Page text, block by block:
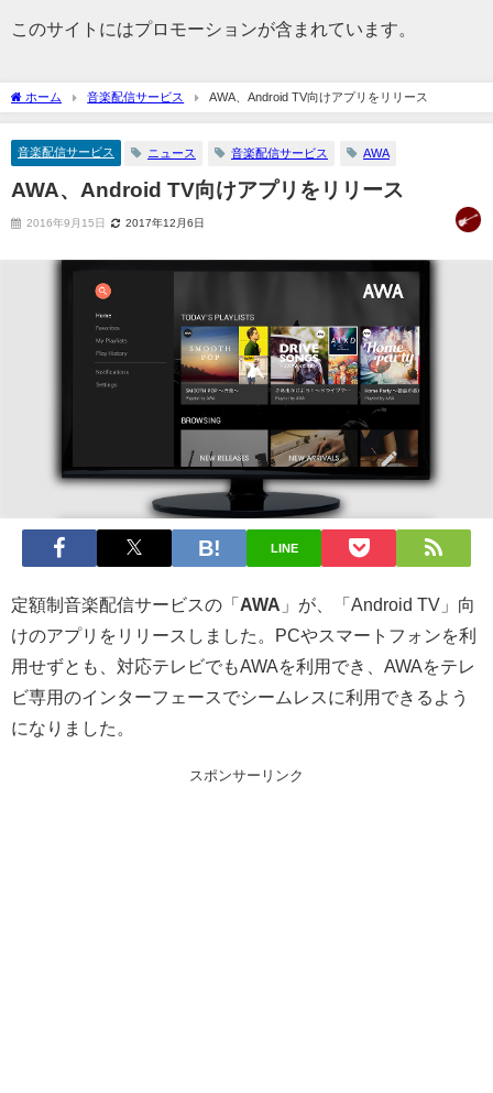
このサイトにはプロモーションが含まれています。
ホーム 音楽配信サービス AWA、Android TV向けアプリをリリース
音楽配信サービス ニュース 音楽配信サービス AWA
AWA、Android TV向けアプリをリリース
2016年9月15日 2017年12月6日
LINE
定額制音楽配信サービスの「 AWA 」が、「Android TV」向
けのアプリをリリースしました。PCやスマートフォンを利
用せずとも、対応テレビでもAWAを利用でき、AWAをテレ
ビ専用のインターフェースでシームレスに利用できるよう
になりました。
スポンサーリンク